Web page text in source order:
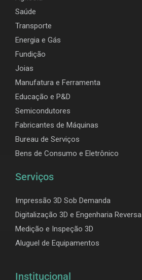
Saúde
Transporte
Energia e Gás
Fundição
Joias
Manufatura e Ferramenta
Educação e P&D
Semicondutores
Fabricantes de Máquinas
Bureau de Serviços
Bens de Consumo e Eletrônico
Serviços
Impressão 3D Sob Demanda
Digitalização 3D e Engenharia Reversa
Medição e Inspeção 3D
Aluguel de Equipamentos
Institucional